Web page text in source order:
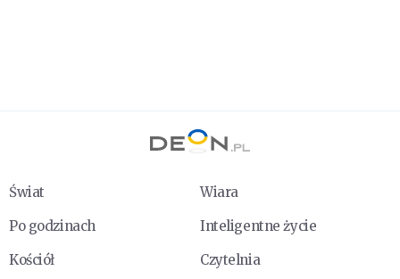
Świat
Wiara
Po godzinach
Inteligentne życie
Kościół
Czytelnia